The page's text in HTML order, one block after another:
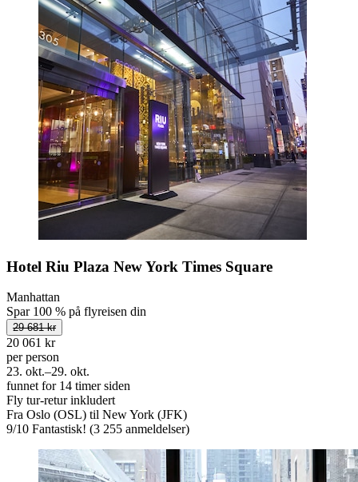
Hotel Riu Plaza New York Times Square
Manhattan
Spar 100 % på flyreisen din
29 681 kr
20 061 kr
per person
23. okt.–29. okt.
funnet for 14 timer siden
Fly tur-retur inkludert
Fra Oslo (OSL) til New York (JFK)
9/10 Fantastisk! (3 255 anmeldelser)